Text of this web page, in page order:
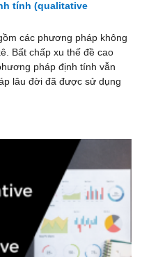
tính (qualitative
các phương pháp không
Bất chấp xu thế đề cao
pháp định tính vẫn
lâu đời đã được sử dụng